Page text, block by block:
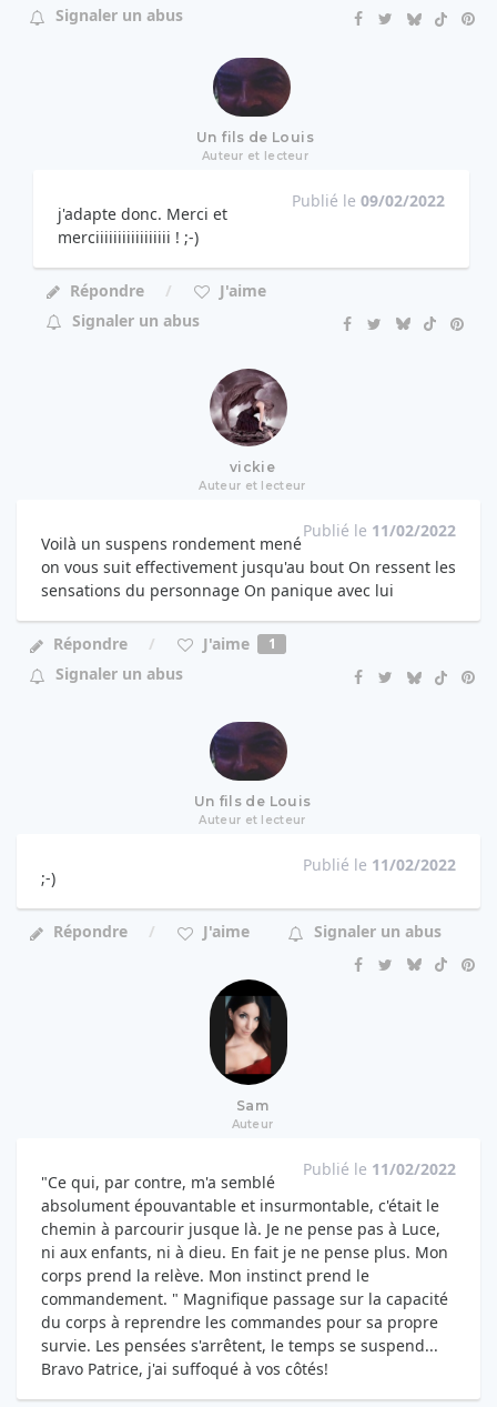
Signaler un abus
Un fils de Louis
Auteur et lecteur
Publié le 09/02/2022
j'adapte donc. Merci et
merciiiiiiiiiiiiiiiii ! ;-)
Répondre
J'aime
Signaler un abus
vickie
Auteur et lecteur
Publié le 11/02/2022
Voilà un suspens rondement mené
on vous suit effectivement jusqu'au bout On ressent les
sensations du personnage On panique avec lui
Répondre J'aime 1
Signaler un abus
Un fils de Louis
Auteur et lecteur
Publié le 11/02/2022
;-)
Répondre J'aime Signaler un abus
Sam
Auteur
Publié le 11/02/2022
"Ce qui, par contre, m'a semblé
absolument épouvantable et insurmontable, c'était le
chemin à parcourir jusque là. Je ne pense pas à Luce,
ni aux enfants, ni à dieu. En fait je ne pense plus. Mon
corps prend la relève. Mon instinct prend le
commandement. " Magnifique passage sur la capacité
du corps à reprendre les commandes pour sa propre
survie. Les pensées s'arrêtent, le temps se suspend...
Bravo Patrice, j'ai suffoqué à vos côtés!